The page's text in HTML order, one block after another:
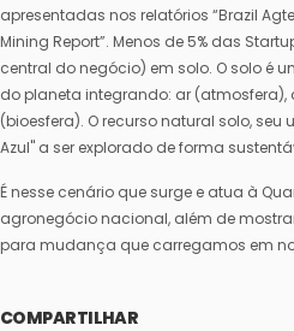
apresentadas nos relatórios “Brazil
Mining Report”. Menos de 5% das
central do negócio) em solo. O solo é
do planeta integrando: ar (atmosfera),
(bioesfera). O recurso natural solo,
Azul" a ser explorado de forma
É nesse cenário que surge e atua à
agronegócio nacional, além de
para mudança que carregamos em
COMPARTILHAR